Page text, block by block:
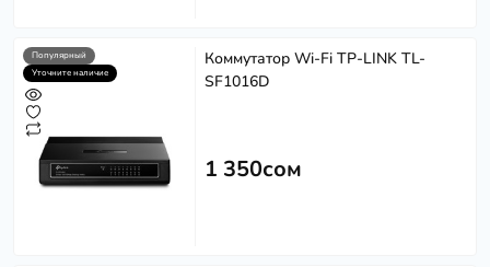
Популярный
Уточните наличие
Коммутатор Wi-Fi TP-LINK TL-
SF1016D
1 350сом